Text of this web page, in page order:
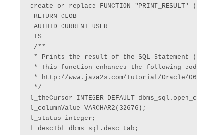
create or replace FUNCTION "PRINT_RESULT" (
RETURN CLOB
AUTHID CURRENT_USER
IS
/**
* Prints the result of the SQL-Statement
* This function enhances the following code
* http://www.java2s.com/Tutorial/Oracle/
*/
l_theCursor INTEGER DEFAULT
l_columnValue VARCHAR2(32676);
l_status integer;
l_descTbl dbms_sql.desc_tab;